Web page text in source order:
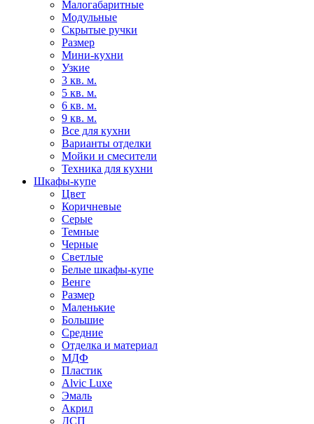
Малогабаритные
Модульные
Скрытые ручки
Размер
Мини-кухни
Узкие
3 кв. м.
5 кв. м.
6 кв. м.
9 кв. м.
Все для кухни
Варианты отделки
Мойки и смесители
Техника для кухни
Шкафы-купе
Цвет
Коричневые
Серые
Темные
Черные
Светлые
Белые шкафы-купе
Венге
Размер
Маленькие
Большие
Средние
Отделка и материал
МДФ
Пластик
Alvic Luxe
Эмаль
Акрил
ДСП